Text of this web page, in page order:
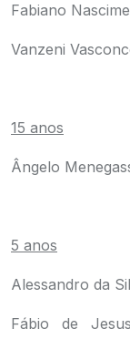
Fabiano
Vanzeni
15 anos
Ângelo
5 anos
Alessandro da
Fábio de